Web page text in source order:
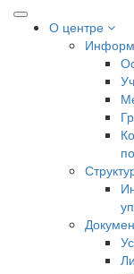
О центре